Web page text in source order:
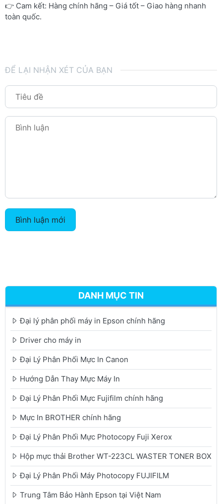
👉 Cam kết: Hàng chính hãng – Giá tốt – Giao hàng nhanh
toàn quốc.
ĐỂ LẠI NHẬN XÉT CỦA BẠN
Bình luận mới
DANH MỤC TIN
Đại lý phân phối máy in Epson chính hãng
Driver cho máy in
Đại Lý Phân Phối Mực In Canon
Hướng Dẫn Thay Mực Máy In
Đại Lý Phân Phối Mực Fujifilm chính hãng
Mực In BROTHER chính hãng
Đại Lý Phân Phối Mực Photocopy Fuji Xerox
Hộp mực thải Brother WT-223CL WASTER TONER BOX
Đại Lý Phân Phối Máy Photocopy FUJIFILM
Trung Tâm Bảo Hành Epson tại Việt Nam